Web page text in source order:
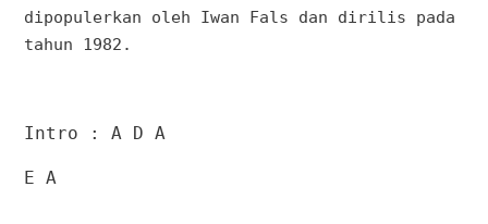
dipopulerkan oleh Iwan Fals dan dirilis pada
tahun 1982.
Intro : A D A
E A